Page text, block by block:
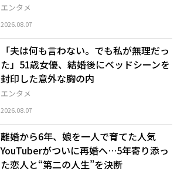
エンタメ
2026.08.07
エンタメ
「夫は何も言わない。でも私が無理だっ
た」51歳女優、結婚後にベッドシーンを
封印した意外な胸の内
2026.08.07
離婚から6年、娘を一人で育てた人気
YouTuberがついに再婚へ…5年寄り添っ
た恋人と“第二の人生”を決断